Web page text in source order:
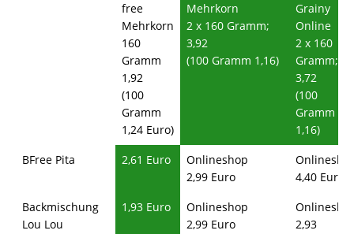
free
Mehrkorn
160
Gramm
1,92
(100
Gramm
1,24 Euro)
Mehrkorn
2 x 160 Gramm;
3,92
(100 Gramm 1,16)
Grainy
Online
2 x 160
Gramm;
3,72
(100
Gramm
1,16)
BFree Pita
2,61 Euro
Onlineshop
2,99 Euro
4,40 Euro
Backmischung
Lou Lou
1,93 Euro
Onlineshop
2,99 Euro
2,93